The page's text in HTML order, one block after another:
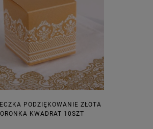
PODZIĘKOWANIE ZŁOTA
KWADRAT 10SZT